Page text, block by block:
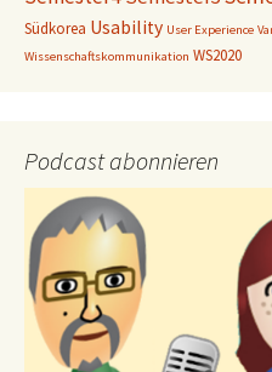
Südkorea Usability User Experience
Wissenschaftskommunikation WS2020
Podcast abonnieren